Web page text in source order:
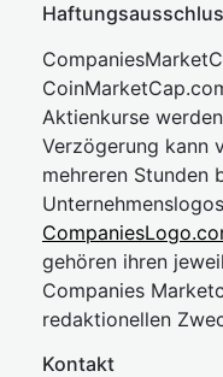
Aktienkurse
Verzögerung kann
mehreren Stunden
gehören ihren
Companies
redaktionellen
Kontakt